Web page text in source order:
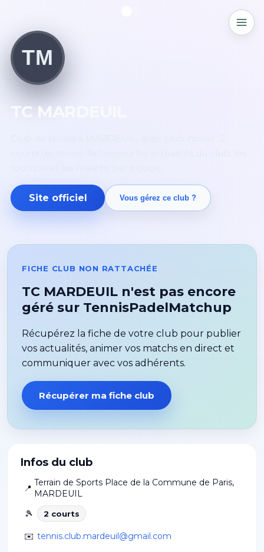
TM
TC MARDEUIL
Site officiel Vous gérez ce club ?
Infos du club
📍
Terrain de Sports Place de la Commune de Paris,
MARDEUIL
🎾
2 courts
✉️ tennis.club.mardeuil@gmail.com
FICHE CLUB NON RATTACHÉE
TC MARDEUIL n'est pas encore
géré sur TennisPadelMatchup
Récupérez la fiche de votre club pour publier
vos actualités, animer vos matchs en direct et
communiquer avec vos adhérents.
Récupérer ma fiche club